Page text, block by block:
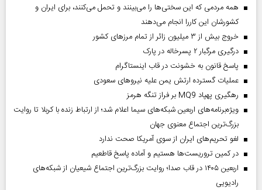
همه مردمی که این سختی‌ها را می‌بینند و تحمل می‌کنند، برای ایران و
کشورشان این کاررا انجام می‌دهند
خروج بیش از ۳ میلیون زائر از تمام مرز‌های کشور
درگیری مرگبار ۲ پسرخاله در پارک
پاسخ قانون به خشونت در قاب اینستاگرام
عملیات گسترده ارتش یمن علیه نیروهای سعودی
رهگیری پهپاد MQ9 بر فراز تنگه هرمز
ویژه‌برنامه‌های اربعین شبکه‌های سیما اعلام شد؛ از ارتباط زنده با کربلا تا روایت
بزرگ‌ترین اجتماع معنوی جهان
لغو تحریم‌های ایران از سوی آمریکا صحت ندارد
در کمین تروریست‌ها هستیم و آماده پاسخ قاطعیم
اربعین ۱۴۰۵ در قاب صدا؛ روایت بزرگ‌ترین اجتماع شیعیان از شبکه‌های
رادیویی